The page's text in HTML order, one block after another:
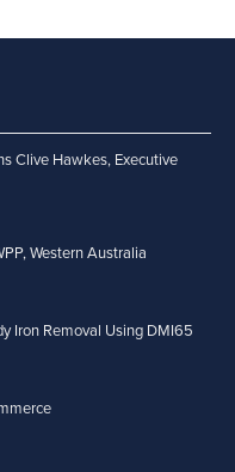
Clive Hawkes, Executive
Western Australia
Iron Removal Using DMI65